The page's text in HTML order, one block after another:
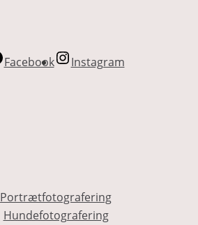
Facebook Instagram
Portrætfotografering
Hundefotografering